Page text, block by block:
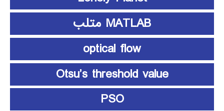
MATLAB متلب
optical flow
Otsu’s threshold value
PSO